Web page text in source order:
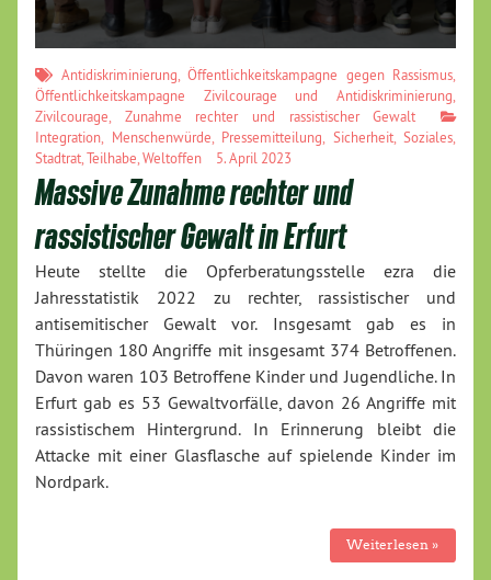
Antidiskriminierung Öffentlichkeitskampagne gegen Rassismus
Öffentlichkeitskampagne Zivilcourage und Antidiskriminierung
Zivilcourage
Zunahme rechter und rassistischer Gewalt
Integration
Menschenwürde Pressemitteilung Sicherheit, Soziales
Stadtrat Teilhabe Weltoffen 5. April 2023
Massive Zunahme rechter und
rassistischer Gewalt in Erfurt
Heute stellte die Opferberatungsstelle ezra die
Jahresstatistik 2022 zu rechter, rassistischer und
antisemitischer Gewalt vor. Insgesamt gab es in
Thüringen 180 Angriffe mit insgesamt 374 Betroffenen.
Davon waren 103 Betroffene Kinder und Jugendliche. In
Erfurt gab es 53 Gewaltvorfälle, davon 26 Angriffe mit
rassistischem Hintergrund. In Erinnerung bleibt die
Attacke mit einer Glasflasche auf spielende Kinder im
Nordpark.
Weiterlesen »